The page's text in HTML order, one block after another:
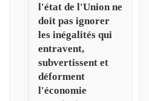
l'état de l'Union ne
doit pas ignorer
les inégalités qui
entravent,
subvertissent et
déforment
l'économie